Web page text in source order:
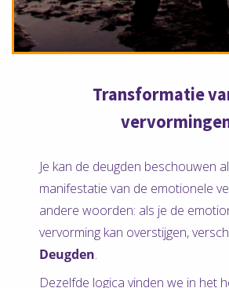
Transformatie
Je kan de deugden beschouwen
manifestatie van de emotionele
andere woorden: als je de
vervorming kan overstijgen,
Deugden.
Dezelfde logica vinden we in het